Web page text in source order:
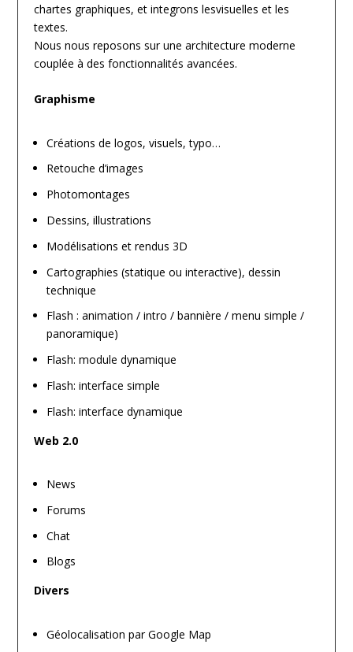
chartes graphiques, et integrons lesvisuelles et les
textes.
Nous nous reposons sur une architecture moderne
couplée à des fonctionnalités avancées.
Graphisme
Créations de logos, visuels, typo…
Retouche d’images
Photomontages
Dessins, illustrations
Modélisations et rendus 3D
Cartographies (statique ou interactive), dessin
technique
Flash : animation / intro / bannière / menu simple /
panoramique)
Flash: module dynamique
Flash: interface simple
Flash: interface dynamique
Web 2.0
News
Forums
Chat
Blogs
Divers
Géolocalisation par Google Map